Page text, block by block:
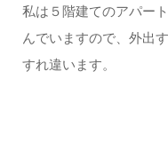
私は５階建てのアパー
んでいますので、外出
すれ違います。